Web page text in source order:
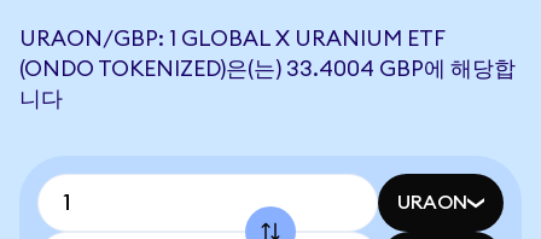
URAON/GBP: 1 GLOBAL X URANIUM ETF
(ONDO TOKENIZED)은(는) 33.4004 GBP에 해당합
니다
URAON